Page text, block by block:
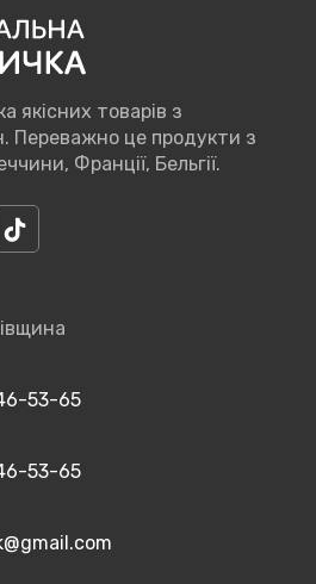
якісних товарів з
Переважно це продукти з
Франції, Бельгії.
53-65
53-65